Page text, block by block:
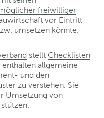
freiwilliger
vor Eintritt
umsetzen könnte.
stellt Checklisten
allgemeine
und den
zu verstehen. Sie
Umsetzung von